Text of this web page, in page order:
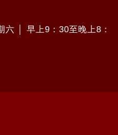
六 │ 早上9：30至晚上8：